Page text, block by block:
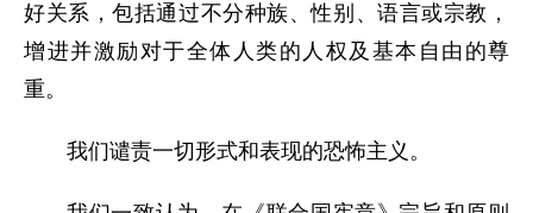
好关系，包括通过不分种族、性别、语言或宗教，
增进并激励对于全体人类的人权及基本自由的尊
重。
我们谴责一切形式和表现的恐怖主义。